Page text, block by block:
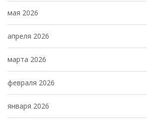
мая 2026
апреля 2026
марта 2026
февраля 2026
января 2026